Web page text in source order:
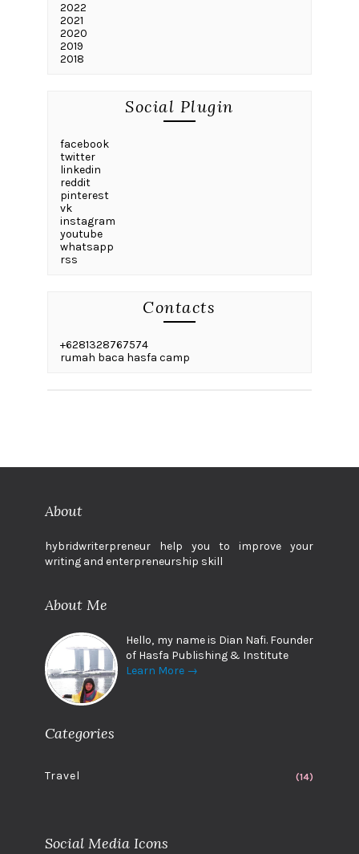
2022
2021
2020
2019
2018
Social Plugin
facebook
twitter
linkedin
reddit
pinterest
vk
instagram
youtube
whatsapp
rss
Contacts
+6281328767574
rumah baca hasfa camp
About
hybridwriterpreneur help you to improve your
writing and enterpreneurship skill
About Me
Hello, my name is Dian Nafi. Founder
of Hasfa Publishing & Institute
Learn More →
Categories
Travel (14)
Social Media Icons